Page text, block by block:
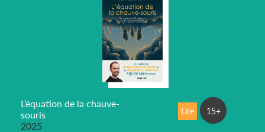
L’équation de la chauve-
souris
2025
Lire 15+